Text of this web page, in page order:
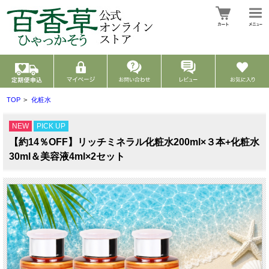
TOP > 化粧水
NEW PICK UP
【約14％OFF】リッチミネラル化粧水200ml×３本+化粧水
30ml＆美容液4ml×2セット